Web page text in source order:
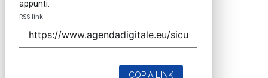
appunti.
RSS link
COPIA LINK